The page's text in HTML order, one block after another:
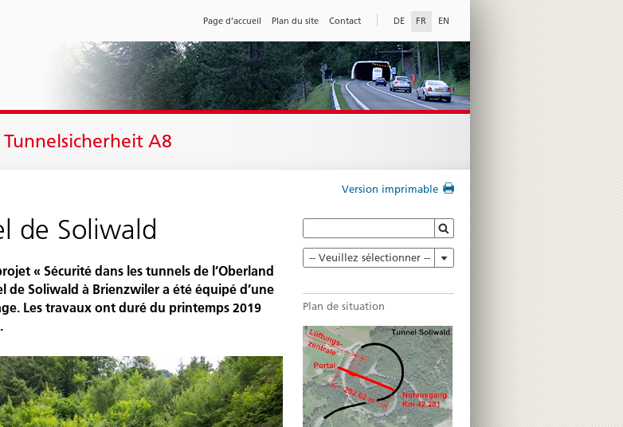
DE FR EN
Page d’accueil Plan du site Contact
Tunnelsicherheit A8
Version imprimable
de Soliwald
« Sécurité dans les tunnels de l’Oberland
de Soliwald à Brienzwiler a été équipé d’une
Les travaux ont duré du printemps 2019
-- Veuillez sélectionner --
Plan de situation